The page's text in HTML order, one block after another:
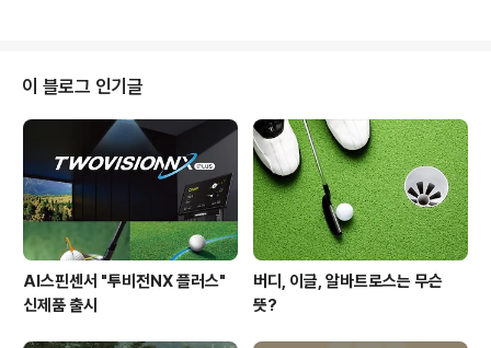
메이저 대회입니다. 나는 메이저다! 에비앙 마스터스는 이
제 곧 진짜 메이저 대회로 신분 상승 중!! 7월 21일부터 24
일까지 열리는 2011 에비앙 마스터스는 어떤 이슈가 있었
을지 궁금하네요~ 미스터 골프가 생각하는 가장 큰 이슈는
'한국 여자 골프 100승 달성' 이었습니다. 미스..
이 블로그 인기글
AI스핀센서 "투비전NX 플러스"
신제품 출시
버디, 이글, 알바트로스는 무슨
뜻?